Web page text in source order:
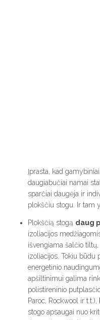
Įprasta, kad
daugiabučiai namai
sparčiai daugėja ir
plokščiu stogu. Ir tam
Plokščią stogą daug
izoliacijos
išvengiama šalčio
izoliacijos. Tokiu būdu
energetinio
apšiltinimui galima
polistireninio
Paroc, Rockwool ir t.t.),
stogo apsaugai nuo